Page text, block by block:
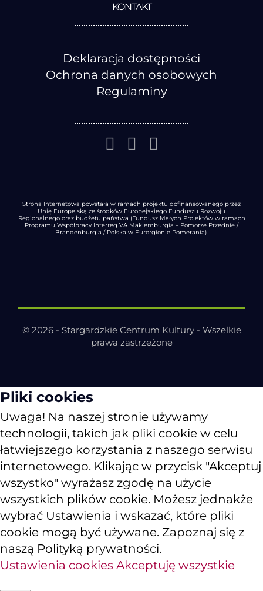
KONTAKT
Deklaracja dostępności
Ochrona danych osobowych
Regulaminy
Strona Internetowa powstała w ramach projektu dofinansowanego przez
Unię Europejską ze środków Europejskiego Funduszu Rozwoju
Regionalnego oraz budżetu państwa (Fundusz Małych Projektów w ramach
Programu Współpracy Interreg VA Maklemburgia – Pomorze Przednie /
Brandenburgia / Polska w Eurorgionie Pomerania).
© 2026 - Stargardzkie Centrum Kultury - Wszelkie
prawa zastrzeżone
Pliki cookies
Uwaga! Na naszej stronie używamy
technologii, takich jak pliki cookie w celu
łatwiejszego korzystania z naszego serwisu
internetowego. Klikając w przycisk "Akceptuj
wszystko" wyrażasz zgodę na użycie
wszystkich plików cookie. Możesz jednakże
wybrać Ustawienia i wskazać, które pliki
cookie mogą być używane. Zapoznaj się z
naszą Polityką prywatności.
Ustawienia cookies Akceptuję wszystkie